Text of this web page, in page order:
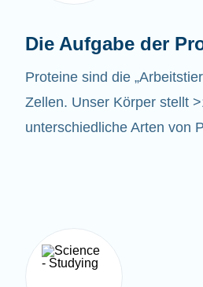
Die Aufgabe der
Proteine sind die
Zellen. Unser Körper stellt
unterschiedliche Arten von